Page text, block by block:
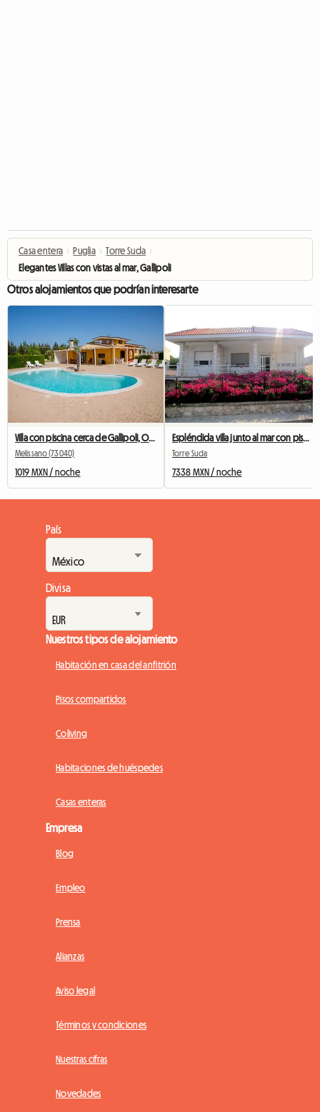
Casa entera › Puglia › Torre Suda ›
Elegantes Villas con vistas al mar, Gallipoli
Otros alojamientos que podrían interesarte
Villa con piscina cerca de Gallipoli, Otranto, Santa M.di Leuca
Melissano (73040)
1019 MXN / noche
Espléndida villa junto al mar con piscina
Torre Suda
7338 MXN / noche
País
Divisa
Nuestros tipos de alojamiento
Habitación en casa del anfitrión
Pisos compartidos
Coliving
Habitaciones de huéspedes
Casas enteras
Empresa
Blog
Empleo
Prensa
Alianzas
Aviso legal
Términos y condiciones
Nuestras cifras
Novedades